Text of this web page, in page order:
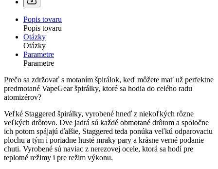
Popis tovaru
Popis tovaru
Otázky
Otázky
Parametre
Parametre
Prečo sa zdržovať s motaním špirálok, keď môžete mať už perfektne
predmotané VapeGear špirálky, ktoré sa hodia do celého radu
atomizérov?
Veľké Staggered špirálky, vyrobené hneď z niekoľkých rôzne
veľkých drôtovo. Dve jadrá sú každé obmotané drôtom a spoločne
ich potom spájajú ďalšie, Staggered teda ponúka veľkú odparovaciu
plochu a tým i poriadne husté mraky pary a krásne verné podanie
chuti. Vyrobené sú naviac z nerezovej ocele, ktorá sa hodí pre
teplotné režimy i pre režim výkonu.